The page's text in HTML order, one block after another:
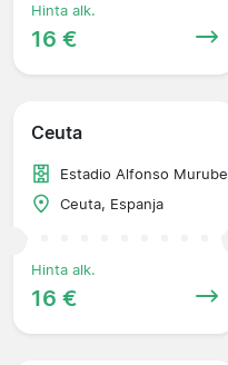
Hinta alk.
16 €
Ceuta
Estadio Alfonso Murube
Ceuta, Espanja
Hinta alk.
16 €